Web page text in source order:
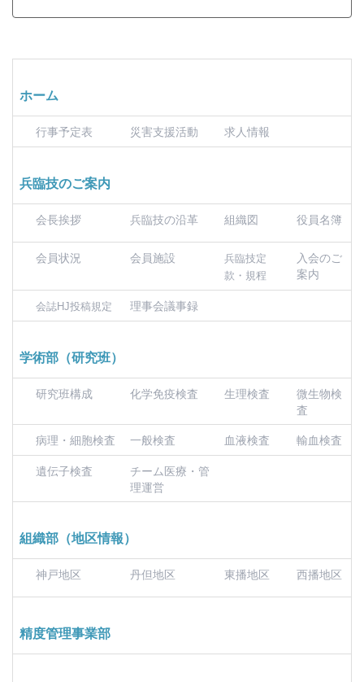
ホーム
行事予定表 災害支援活動 求人情報
兵臨技のご案内
会長挨拶 兵臨技の沿革 組織図 役員名簿
会員状況 会員施設
兵臨技定
款・規程
入会のご
案内
会誌HJ投稿規定 理事会議事録
学術部（研究班）
研究班構成 化学免疫検査 生理検査
微生物検
査
病理・細胞検査
一般検査 血液検査
輸血検査
遺伝子検査
チーム医療・管
理運営
組織部（地区情報）
神戸地区 丹但地区 東播地区 西播地区
精度管理事業部